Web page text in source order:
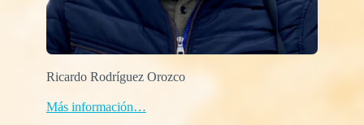
Ricardo Rodríguez Orozco
Más información…